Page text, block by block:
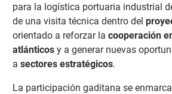
para la logística portuaria industrial
de una visita técnica dentro del
orientado a reforzar la cooperación
atlánticosy a generar nuevas
a sectores estratégicos.
La participación gaditana se